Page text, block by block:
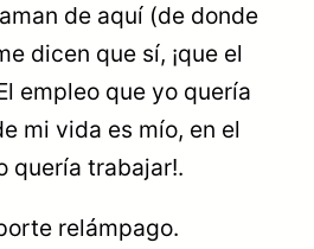
de aquí (de donde
dicen que sí, ¡que el
empleo que yo quería
mi vida es mío, en el
quería trabajar!.
relámpago.